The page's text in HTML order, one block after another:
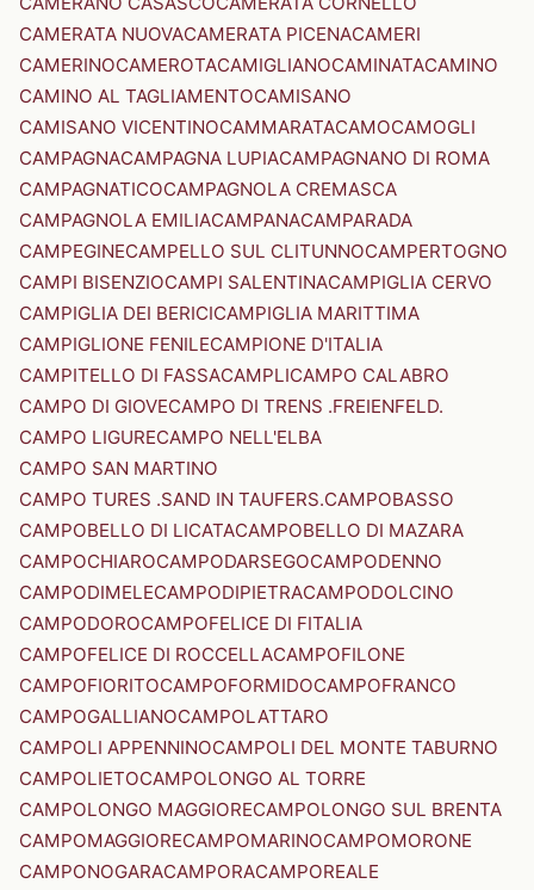
CAMERATA NUOVACAMERATA PICENACAMERI
CAMERINOCAMEROTACAMIGLIANOCAMINATACAMINO
CAMINO AL TAGLIAMENTOCAMISANO
CAMISANO VICENTINOCAMMARATACAMOCAMOGLI
CAMPAGNACAMPAGNA LUPIACAMPAGNANO DI ROMA
CAMPAGNATICOCAMPAGNOLA CREMASCA
CAMPAGNOLA EMILIACAMPANACAMPARADA
CAMPEGINECAMPELLO SUL CLITUNNOCAMPERTOGNO
CAMPI BISENZIOCAMPI SALENTINACAMPIGLIA CERVO
CAMPIGLIA DEI BERICICAMPIGLIA MARITTIMA
CAMPIGLIONE FENILECAMPIONE D'ITALIA
CAMPITELLO DI FASSACAMPLICAMPO CALABRO
CAMPO DI GIOVECAMPO DI TRENS .FREIENFELD.
CAMPO LIGURECAMPO NELL'ELBA
CAMPO SAN MARTINO
CAMPO TURES .SAND IN TAUFERS.CAMPOBASSO
CAMPOBELLO DI LICATACAMPOBELLO DI MAZARA
CAMPOCHIAROCAMPODARSEGOCAMPODENNO
CAMPODIMELECAMPODIPIETRACAMPODOLCINO
CAMPODOROCAMPOFELICE DI FITALIA
CAMPOFELICE DI ROCCELLACAMPOFILONE
CAMPOFIORITOCAMPOFORMIDOCAMPOFRANCO
CAMPOGALLIANOCAMPOLATTARO
CAMPOLI APPENNINOCAMPOLI DEL MONTE TABURNO
CAMPOLIETOCAMPOLONGO AL TORRE
CAMPOLONGO MAGGIORECAMPOLONGO SUL BRENTA
CAMPOMAGGIORECAMPOMARINOCAMPOMORONE
CAMPONOGARACAMPORACAMPOREALE